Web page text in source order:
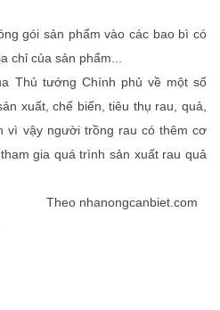
gói sản phẩm vào các bao bì có
chỉ của sản phẩm...
Thủ tướng Chính phủ về một số
xuất, chế biến, tiêu thụ rau, quả,
vì vậy người trồng rau có thêm cơ
gia quá trình sản xuất rau quả
Theo nhanongcanbiet.com